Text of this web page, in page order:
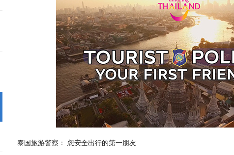
泰国旅游警察： 您安全出行的第一朋友